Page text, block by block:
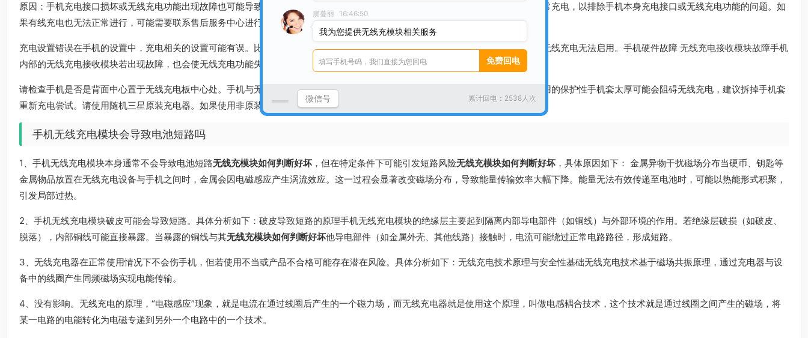
原因：手机充电接口损坏或无线充电功能出现故障也可能导致无线充电失效。解决方法：将手机直接连接有线充电器查看是否可以正常充电，以排除手机本身充电接口或无线充电功能的问题。如
果有线充电也无法正常进行，可能需要联系售后服务中心进行进一步的检查和维修。
充电设置错误在手机的设置中，充电相关的设置可能有误。比如，可能不小心关闭了无线充电开关，或者设置了特定的充电模式导致无线充电无法启用。手机硬件故障 无线充电接收模块故障手机
内部的无线充电接收模块若出现故障，也会使无线充电功能失效。这可能是由于手机受潮、过热、硬件老化等原因引起的。
请检查手机是否是背面中心置于无线充电板中心处。手机与无线充电板之间有夹杂物时，可能无法正常充电。请检查手机后壳。若使用的保护性手机套太厚可能会阻碍无线充电，建议拆掉手机套
重新充电尝试。请使用随机三星原装充电器。如果使用非原装充电器，可能导致无法正常充电的情况。
手机无线充电模块会导致电池短路吗
1、手机无线充电模块本身通常不会导致电池短路无线充模块如何判断好坏 ，但在特定条件下可能引发短路风险无线充模块如何判断好坏 ，具体原因如下： 金属异物干扰磁场分布当硬币、钥匙等
金属物品放置在无线充电设备与手机之间时，金属会因电磁感应产生涡流效应。这一过程会显著改变磁场分布，导致能量传输效率大幅下降。能量无法有效传递至电池时，可能以热能形式积聚，
引发局部过热。
2、手机无线充电模块破皮可能会导致短路。具体分析如下：破皮导致短路的原理手机无线充电模块的绝缘层主要起到隔离内部导电部件（如铜线）与外部环境的作用。若绝缘层破损（如破皮、
脱落），内部铜线可能直接暴露。当暴露的铜线与其无线充模块如何判断好坏他导电部件（如金属外壳、其他线路）接触时，电流可能绕过正常电路路径，形成短路。
3、无线充电器在正常使用情况下不会伤手机，但若使用不当或产品不合格可能存在潜在风险。具体分析如下：无线充电技术原理与安全性基础无线充电技术基于磁场共振原理，通过充电器与设
备中的线圈产生同频磁场实现电能传输。
4、没有影响。无线充电的原理，“电磁感应”现象，就是电流在通过线圈后产生的一个磁力场，而无线充电器就是使用这个原理，叫做电感耦合技术，这个技术就是通过线圈之间产生的磁场，将
某一电路的电能转化为电磁专递到另外一个电路中的一个技术。
虞蔓丽 16:46:50
我为您提供无线充模块相关服务
累计回电：2538人次
微信号